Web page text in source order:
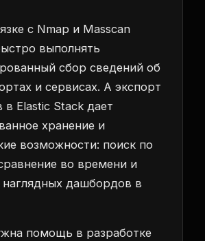
с Nmap и Masscan
выполнять
сбор сведений об
и сервисах. А экспорт
в Elastic Stack дает
хранение и
возможности: поиск по
во времени и
наглядных дашбордов в
помощь в разработке